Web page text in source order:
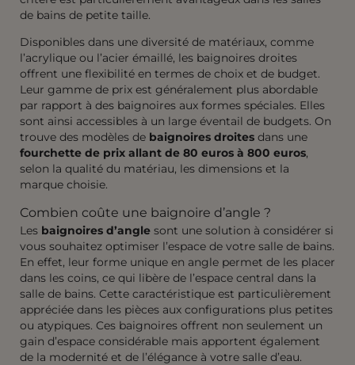
de bains de petite taille.
Disponibles dans une diversité de matériaux, comme
l’acrylique ou l’acier émaillé, les baignoires droites
offrent une flexibilité en termes de choix et de budget.
Leur gamme de prix est généralement plus abordable
par rapport à des baignoires aux formes spéciales. Elles
sont ainsi accessibles à un large éventail de budgets. On
trouve des modèles de baignoires droites dans une
fourchette de prix allant de 80 euros à 800 euros,
selon la qualité du matériau, les dimensions et la
marque choisie.
Combien coûte une baignoire d’angle ?
Les baignoires d’angle sont une solution à considérer si
vous souhaitez optimiser l’espace de votre salle de bains.
En effet, leur forme unique en angle permet de les placer
dans les coins, ce qui libère de l’espace central dans la
salle de bains. Cette caractéristique est particulièrement
appréciée dans les pièces aux configurations plus petites
ou atypiques. Ces baignoires offrent non seulement un
gain d’espace considérable mais apportent également
de la modernité et de l’élégance à votre salle d’eau.